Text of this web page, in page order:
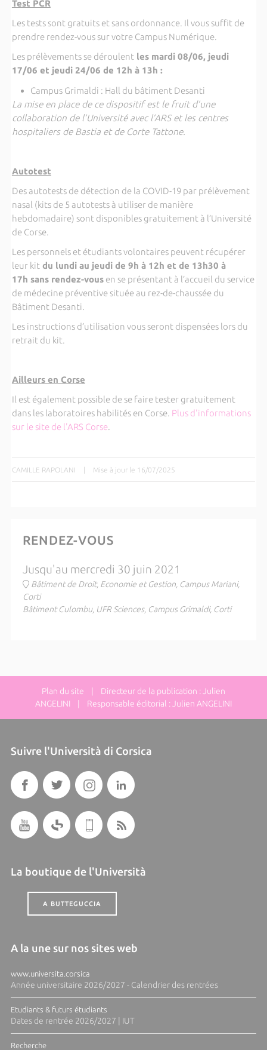
Test PCR
Les tests sont gratuits et sans ordonnance. Il vous suffit de
prendre rendez-vous sur votre Campus Numérique.
Les prélèvements se déroulent les mardi 08/06, jeudi
17/06 et jeudi 24/06 de 12h à 13h :
Campus Grimaldi : Hall du bâtiment Desanti
La mise en place de ce dispositif est le fruit d’une
collaboration de l’Université avec l’ARS et les centres
hospitaliers de Bastia et de Corte Tattone.
Autotest
Des autotests de détection de la COVID-19 par prélèvement
nasal (kits de 5 autotests à utiliser de manière
hebdomadaire) sont disponibles gratuitement à l’Université
de Corse.
Les personnels et étudiants volontaires peuvent récupérer
leur kit du lundi au jeudi de 9h à 12h et de 13h30 à
17h sans rendez-vousen se présentant à l’accueil du service
de médecine préventive située au rez-de-chaussée du
Bâtiment Desanti.
Les instructions d’utilisation vous seront dispensées lors du
retrait du kit.
Ailleurs en Corse
Il est également possible de se faire tester gratuitement
dans les laboratoires habilités en Corse. Plus d'informations
sur le site de l'ARS Corse.
CAMILLE RAPOLANI Mise à jour le 16/07/2025
RENDEZ-VOUS
Jusqu'au mercredi 30 juin 2021
Bâtiment de Droit, Economie et Gestion, Campus Mariani,
Corti
Bâtiment Culombu, UFR Sciences, Campus Grimaldi, Corti
Plan du site | Directeur de la publication : Julien
ANGELINI | Responsable éditorial : Julien ANGELINI
Suivre l'Università di Corsica
La boutique de l'Università
A BUTTEGUCCIA
A la une sur nos sites web
www.universita.corsica
Année universitaire 2026/2027 - Calendrier des rentrées
Etudiants & futurs étudiants
Dates de rentrée 2026/2027 | IUT
Recherche